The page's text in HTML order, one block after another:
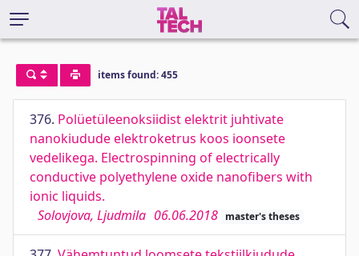
items found: 455
376. Polüetüleenoksiidist elektrit juhtivate
nanokiudude elektroketrus koos ioonsete
vedelikega. Electrospinning of electrically
conductive polyethylene oxide nanofibers with
ionic liquids.
Solovjova, Ljudmila 06.06.2018 master's theses